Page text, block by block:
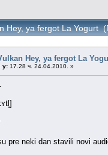
Hey, ya fergot La Yogurt
Hey, ya fergot La
у: 17.28 ч. 24.04.2010. »
pre neki dan stavili novi